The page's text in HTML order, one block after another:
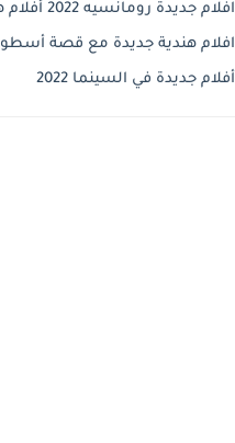
افلام جديدة رومانسيه 2022 أفلام هندية و أجنبية
افلام هندية جديدة مع قصة
أفلام جديدة في السينما 2022